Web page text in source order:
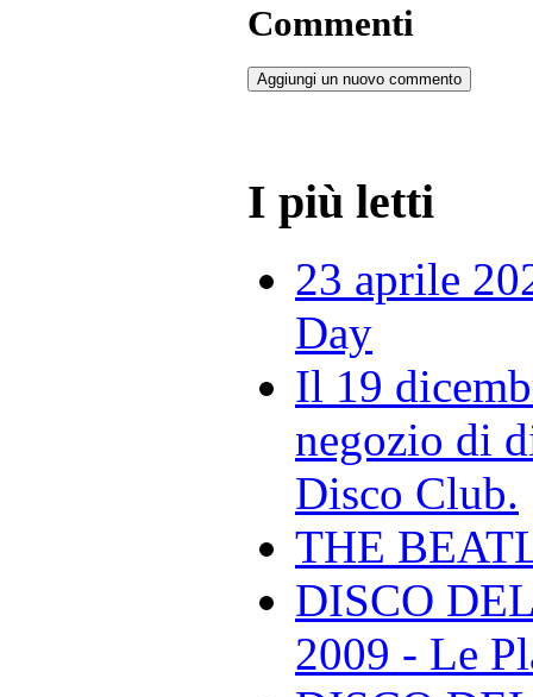
Commenti
Aggiungi un nuovo commento
I più letti
23 aprile
Day
Il 19
negozio di
Disco Club.
THE
DISCO
2009 - Le